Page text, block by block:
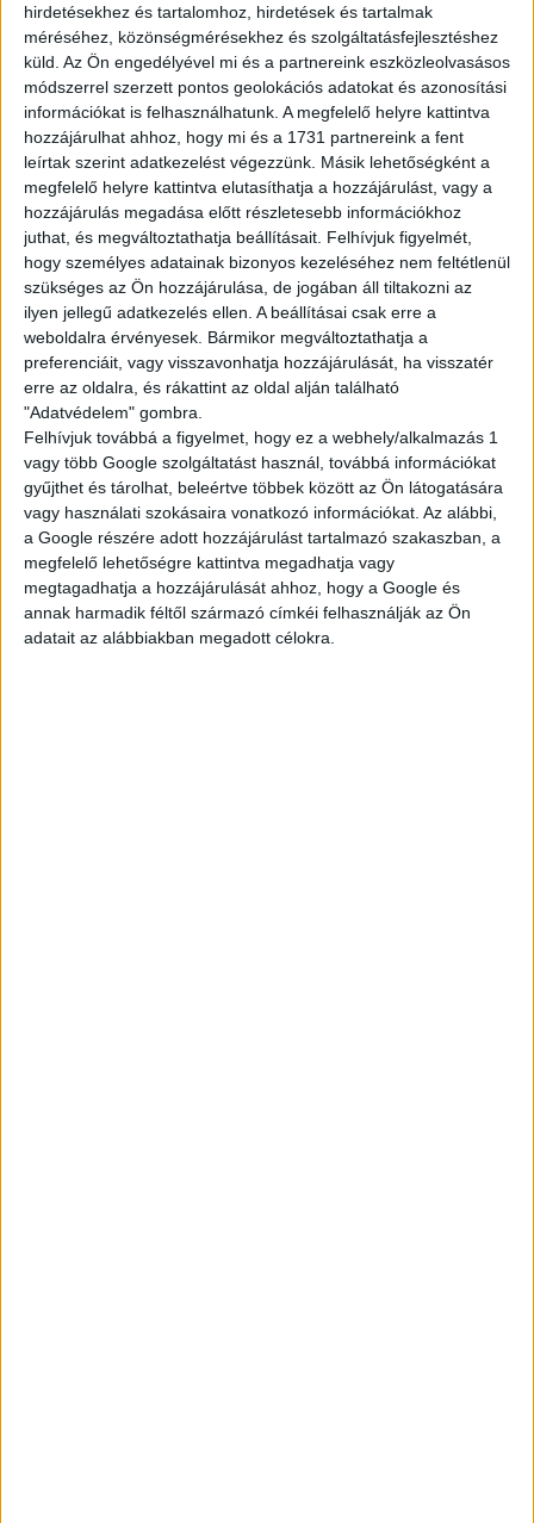
hirdetésekhez és tartalomhoz, hirdetések és tartalmak
méréséhez, közönségmérésekhez és szolgáltatásfejlesztéshez
küld. Az Ön engedélyével mi és a partnereink eszközleolvasásos
módszerrel szerzett pontos geolokációs adatokat és azonosítási
információkat is felhasználhatunk. A megfelelő helyre kattintva
hozzájárulhat ahhoz, hogy mi és a 1731 partnereink a fent
leírtak szerint adatkezelést végezzünk. Másik lehetőségként a
megfelelő helyre kattintva elutasíthatja a hozzájárulást, vagy a
hozzájárulás megadása előtt részletesebb információkhoz
juthat, és megváltoztathatja beállításait. Felhívjuk figyelmét,
hogy személyes adatainak bizonyos kezeléséhez nem feltétlenül
szükséges az Ön hozzájárulása, de jogában áll tiltakozni az
ilyen jellegű adatkezelés ellen. A beállításai csak erre a
weboldalra érvényesek. Bármikor megváltoztathatja a
preferenciáit, vagy visszavonhatja hozzájárulását, ha visszatér
erre az oldalra, és rákattint az oldal alján található
"Adatvédelem" gombra.
Felhívjuk továbbá a figyelmet, hogy ez a webhely/alkalmazás 1
vagy több Google szolgáltatást használ, továbbá információkat
gyűjthet és tárolhat, beleértve többek között az Ön látogatására
vagy használati szokásaira vonatkozó információkat. Az alábbi,
a Google részére adott hozzájárulást tartalmazó szakaszban, a
megfelelő lehetőségre kattintva megadhatja vagy
megtagadhatja a hozzájárulását ahhoz, hogy a Google és
annak harmadik féltől származó címkéi felhasználják az Ön
adatait az alábbiakban megadott célokra.
Join to the WOLT couriers’ team and work whenever
you want to! Ride your bike,hop on your rollerskate and
pickup the orders!
Tasks:
Deliver the orders
Requirements:
Full-time student legal relationship
Own vehicle
Costumer-friendly attitude
Basic Hungarian knowledge
Avarage available hourly wage:
gross 2.022-5.482,- HUF/hour (informative)
JELENTKEZÉS